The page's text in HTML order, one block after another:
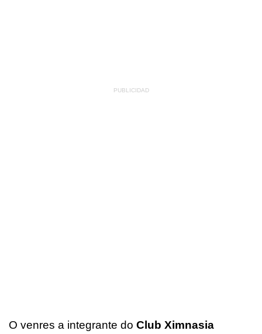
O venres a integrante do Club Ximnasia